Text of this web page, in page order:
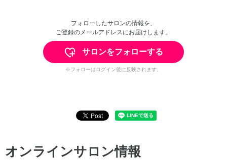
フォローしたサロンの情報を、
ご登録のメールアドレスにお届けします。
サロンをフォローする
※フォローはログイン後に反映されます。
オンラインサロン情報